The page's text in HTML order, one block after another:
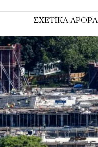
ΣΧΕΤΙΚΑ ΑΡΘΡΑ